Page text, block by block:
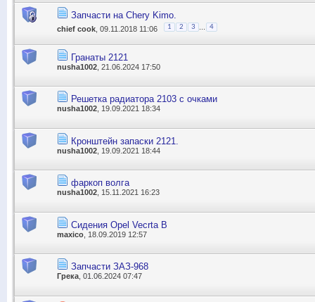
Запчасти на Chery Kimo.
chief cook , 09.11.2018 11:06 1 2 3 4
Гранаты 2121
nusha1002 , 21.06.2024 17:50
Решетка радиатора 2103 с очками
nusha1002 , 19.09.2021 18:34
Кронштейн запаски 2121.
nusha1002 , 19.09.2021 18:44
фаркоп волга
nusha1002 , 15.11.2021 16:23
Сидения Opel Vecrta B
maxico , 18.09.2019 12:57
Запчасти ЗАЗ-968
Грека , 01.06.2024 07:47